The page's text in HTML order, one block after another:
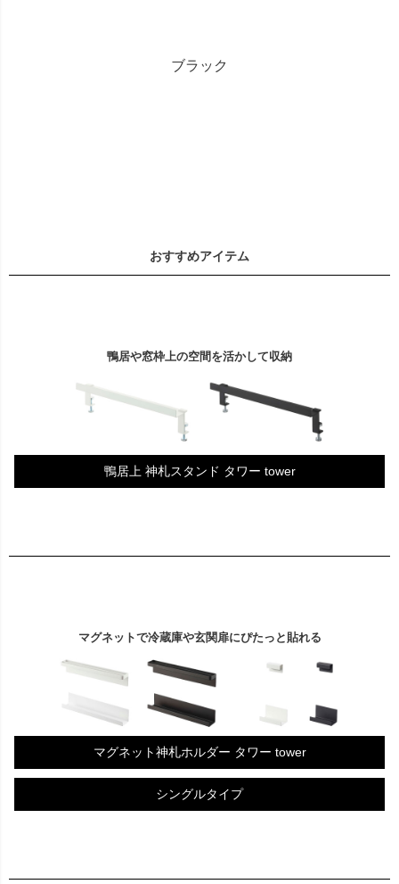
ブラック
おすすめアイテム
鴨居や窓枠上の空間を活かして収納
鴨居上 神札スタンド タワー tower
マグネットで冷蔵庫や玄関扉にぴたっと貼れる
マグネット神札ホルダー タワー tower
シングルタイプ